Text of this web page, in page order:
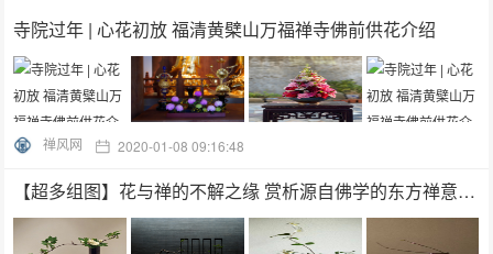
寺院过年 | 心花初放 福清黄檗山万福禅寺佛前供花介绍
禅风网 2020-01-08 09:16:48
【超多组图】花与禅的不解之缘 赏析源自佛学的东方禅意插花